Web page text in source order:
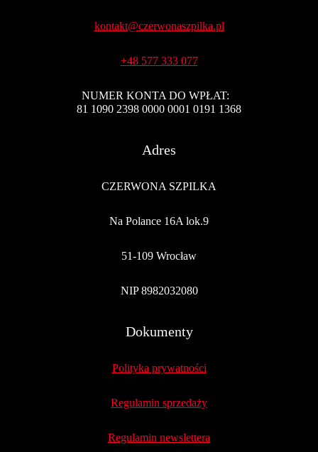
kontakt@czerwonaszpilka.pl
+48 577 333 077
NUMER KONTA DO WPŁAT:
81 1090 2398 0000 0001 0191 1368
Adres
CZERWONA SZPILKA
Na Polance 16A lok.9
51-109 Wrocław
NIP 8982032080
Dokumenty
Polityka prywatności
Regulamin sprzedaży
Regulamin newslettera